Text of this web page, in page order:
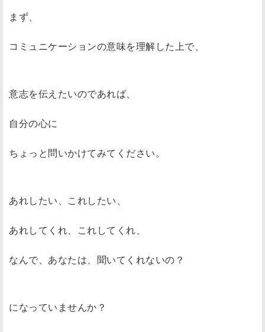
まず、
コミュニケーションの意味を理解した上で、
意志を伝えたいのであれば、
自分の心に
ちょっと問いかけてみてください。
あれしたい、これしたい、
あれしてくれ、これしてくれ、
なんで、あなたは、聞いてくれないの？
になっていませんか？